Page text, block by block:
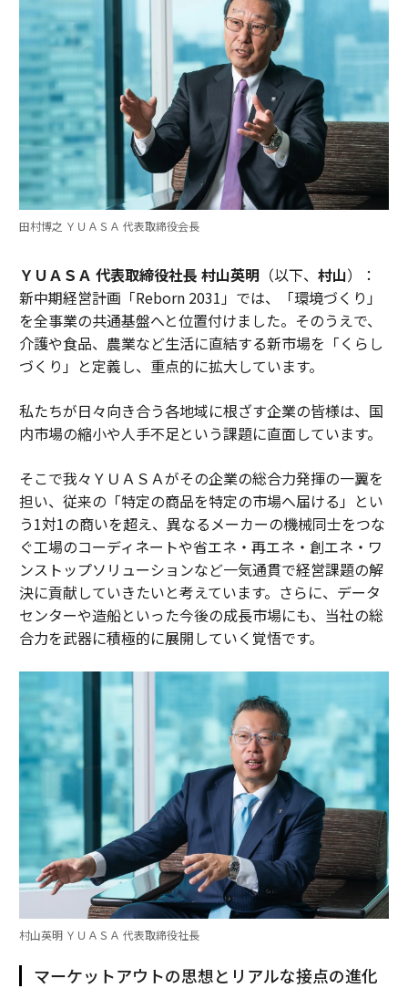
田村博之 ＹＵＡＳＡ 代表取締役会長
ＹＵＡＳＡ 代表取締役社長 村山英明（以下、 村山）：
新中期経営計画「Reborn 2031」では、「環境づくり」
を全事業の共通基盤へと位置付けました。そのうえで、
介護や食品、農業など生活に直結する新市場を「くらし
づくり」と定義し、重点的に拡大しています。
私たちが日々向き合う各地域に根ざす企業の皆様は、国
内市場の縮小や人手不足という課題に直面しています。
そこで我々ＹＵＡＳＡがその企業の総合力発揮の一翼を
担い、従来の「特定の商品を特定の市場へ届ける」とい
う1対1の商いを超え、異なるメーカーの機械同士をつな
ぐ工場のコーディネートや省エネ・再エネ・創エネ・ワ
ンストップソリューションなど一気通貫で経営課題の解
決に貢献していきたいと考えています。さらに、データ
センターや造船といった今後の成長市場にも、当社の総
合力を武器に積極的に展開していく覚悟です。
村山英明 ＹＵＡＳＡ 代表取締役社長
マーケットアウトの思想とリアルな接点の進化